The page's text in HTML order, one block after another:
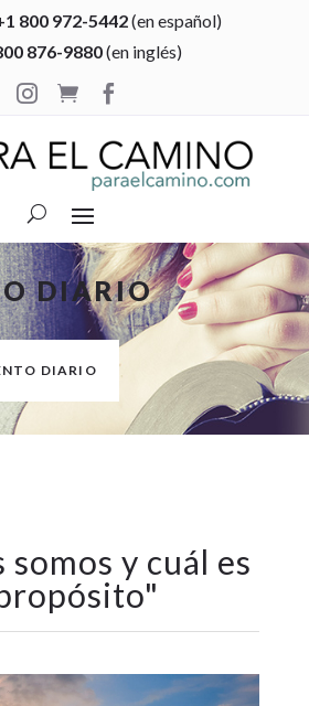
800 972-5442(en español)
876-9880(en inglés)

 
DIARIO
DIARIO
somos y cuál es
"